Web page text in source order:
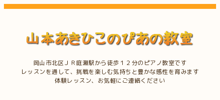
岡山市北区ＪＲ庭瀬駅から徒歩１２分のピアノ教室です
レッスンを通して、挑戦を楽しむ気持ちと豊かな感性を育みます
体験レッスン、お気軽にご連絡ください